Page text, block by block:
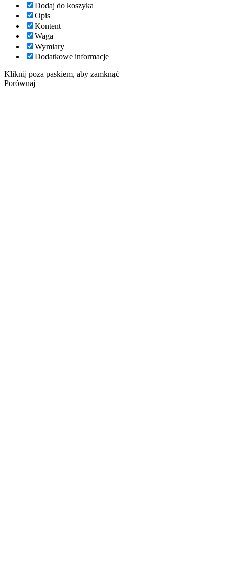
Dodaj do koszyka
Opis
Kontent
Waga
Wymiary
Dodatkowe informacje
Kliknij poza paskiem, aby zamknąć
Porównaj